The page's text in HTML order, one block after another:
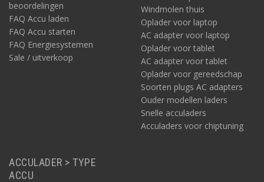
beoordelingen
FAQ Accu laden
FAQ Accu starten
FAQ Energiesystemen
Sale / uitverkoop
Windmolen thuis
Oplader voor laptop
AC adapter voor laptop
Oplader voor tablet
AC adapter voor tablet
Oplader voor gereedschap
Soorten plugs AC adapters
Ouder modellen laders
Snelle acculaders
Acculaders voor chiptuning
ACCULADER > TYPE
ACCU